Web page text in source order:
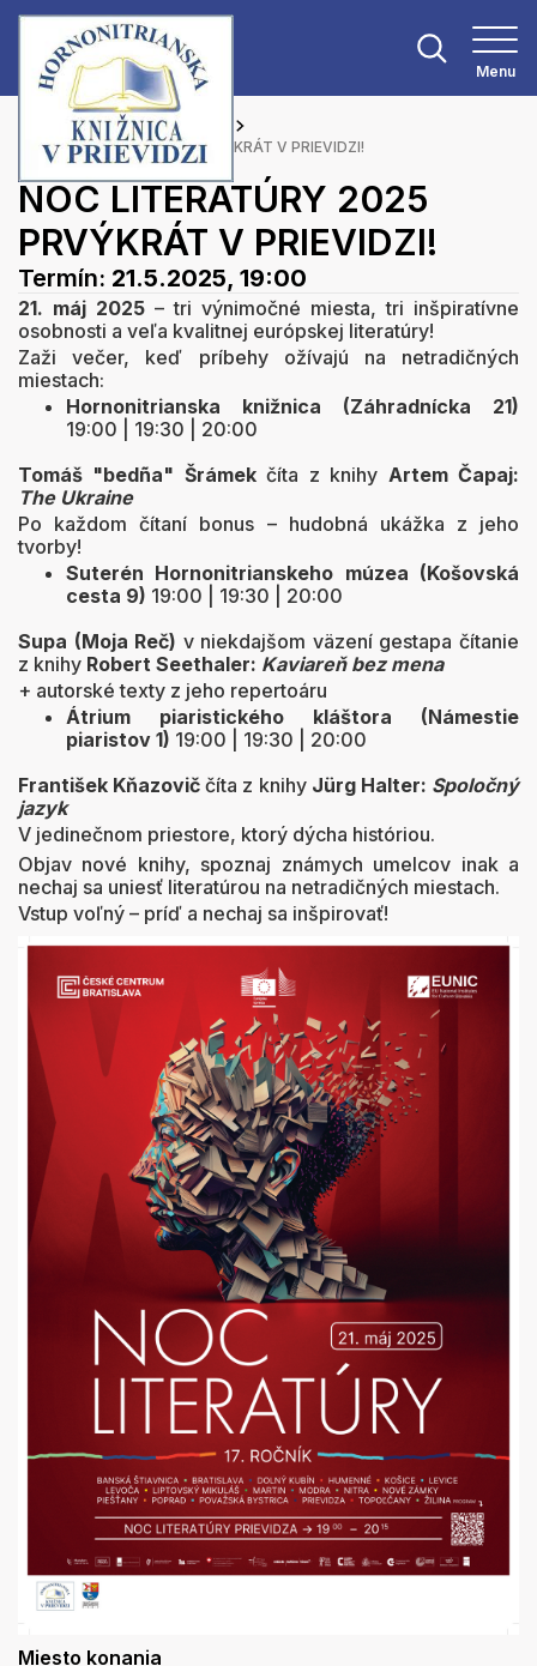
Menu
Hlavná stránka
Podujatia
NOC LITERATÚRY 2025 PRVÝKRÁT V PRIEVIDZI!
NOC LITERATÚRY 2025
PRVÝKRÁT V PRIEVIDZI!
Termín: 21.5.2025, 19:00
21. máj 2025 – tri výnimočné miesta, tri inšpiratívne
osobnosti a veľa kvalitnej európskej literatúry!
Zaži večer, keď príbehy ožívajú na netradičných
miestach:
Hornonitrianska knižnica (Záhradnícka 21)
19:00 | 19:30 | 20:00
Tomáš "bedña" Šrámekčíta z knihy Artem Čapaj:
The Ukraine
Po každom čítaní bonus – hudobná ukážka z jeho
tvorby!
Suterén Hornonitrianskeho múzea (Košovská
cesta 9) 19:00 | 19:30 | 20:00
Supa (Moja Reč) v niekdajšom väzení gestapa čítanie
z knihy Robert Seethaler: Kaviareň bez mena
+ autorské texty z jeho repertoáru
Átrium piaristického kláštora (Námestie
piaristov 1) 19:00 | 19:30 | 20:00
František Kňazovič číta z knihy Jürg Halter: Spoločný
jazyk
V jedinečnom priestore, ktorý dýcha históriou.
Objav nové knihy, spoznaj známych umelcov inak a
nechaj sa uniesť literatúrou na netradičných miestach.
Vstup voľný – príď a nechaj sa inšpirovať!
Miesto konania